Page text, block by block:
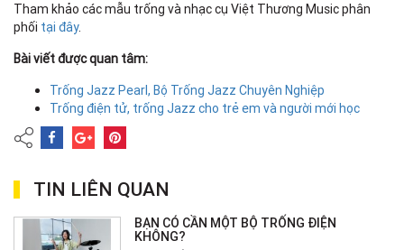
Tham khảo các mẫu trống và nhạc cụ Việt Thương Music phân
phối tại đây.
Bài viết được quan tâm:
Trống Jazz Pearl, Bộ Trống Jazz Chuyên Nghiệp
Trống điện tử, trống Jazz cho trẻ em và người mới học
TIN LIÊN QUAN
BẠN CÓ CẦN MỘT BỘ TRỐNG ĐIỆN
KHÔNG?